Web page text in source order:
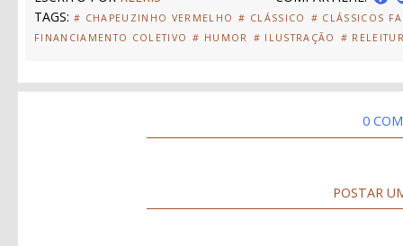
TAGS: # CHAPEUZINHO VERMELHO # CLÁSSICO
# CLÁSSICOS
FINANCIAMENTO COLETIVO # HUMOR # ILUSTRAÇÃO #
0
POSTAR